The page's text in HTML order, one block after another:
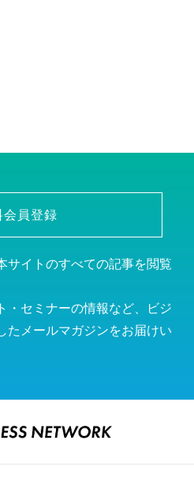
会員登録
サイトのすべての記事を閲覧
・セミナーの情報など、ビジ
たメールマガジンをお届けい